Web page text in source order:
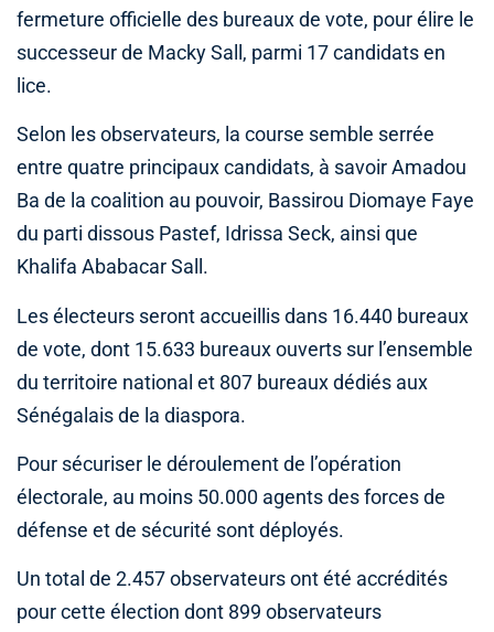
fermeture officielle des bureaux de vote, pour élire le
successeur de Macky Sall, parmi 17 candidats en
lice.
Selon les observateurs, la course semble serrée
entre quatre principaux candidats, à savoir Amadou
Ba de la coalition au pouvoir, Bassirou Diomaye Faye
du parti dissous Pastef, Idrissa Seck, ainsi que
Khalifa Ababacar Sall.
Les électeurs seront accueillis dans 16.440 bureaux
de vote, dont 15.633 bureaux ouverts sur l’ensemble
du territoire national et 807 bureaux dédiés aux
Sénégalais de la diaspora.
Pour sécuriser le déroulement de l’opération
électorale, au moins 50.000 agents des forces de
défense et de sécurité sont déployés.
Un total de 2.457 observateurs ont été accrédités
pour cette élection dont 899 observateurs